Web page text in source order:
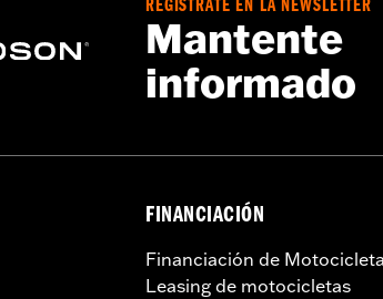
REGÍSTRATE EN LA NEWSLETTER
Mantente
informado
FINANCIACIÓN
Financiación de
Leasing de motocicletas